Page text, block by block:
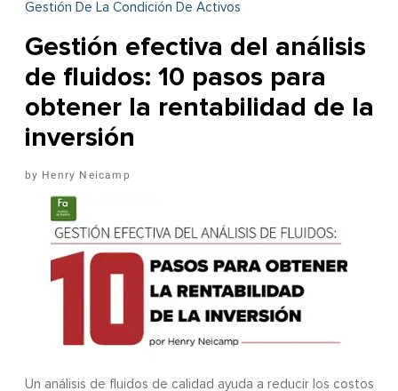
Gestión De La Condición De Activos
Gestión efectiva del análisis
de fluidos: 10 pasos para
obtener la rentabilidad de la
inversión
Henry Neicamp
Un análisis de fluidos de calidad ayuda a reducir los costos